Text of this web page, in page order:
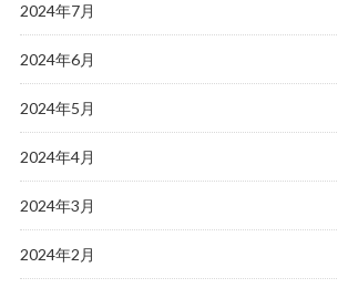
2024年7月
2024年6月
2024年5月
2024年4月
2024年3月
2024年2月